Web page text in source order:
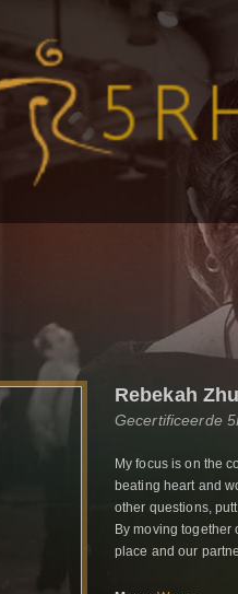
Rebekah
Gecertificeerde
My focus is on the
beating heart and
other questions,
By moving
place and our